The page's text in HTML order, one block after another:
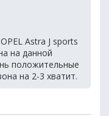
Astra J sports
на данной
положительные
на 2-3 хватит.